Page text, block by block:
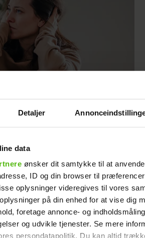
Detaljer
data
ønsker dit samtykke til at
ID og din browser til
oplysninger videregives til vores
på din enhed for at vise dig
foretage annonce- og
og udvikle tjenester. Se mere
persondatapolitik. Du kan altid
skilt fra min mand - da jeg